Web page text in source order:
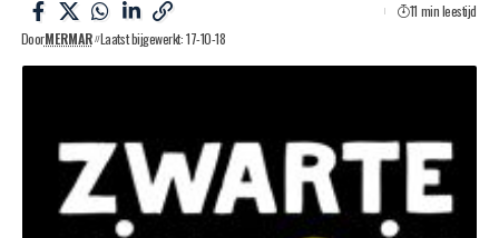
DoorMERMAR Laatst bijgewerkt: 17-10-18
11 min leestijd